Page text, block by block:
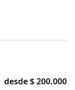
desde $ 200.000